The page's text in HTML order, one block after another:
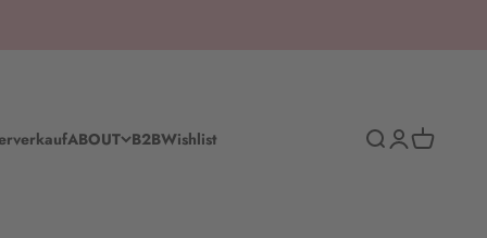
ABOUT B2BWishlist SucheAnmelden
Warenkorb